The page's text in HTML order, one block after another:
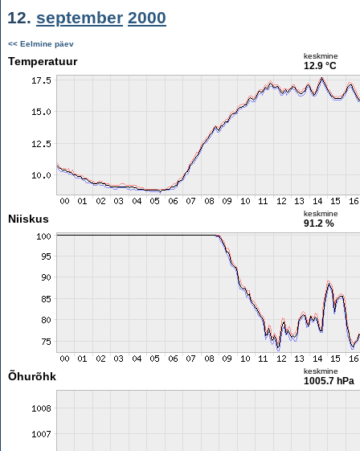
12. september 2000
<< Eelmine päev
Temperatuur keskmine
12.9 °C
Niiskus keskmine
91.2 %
Õhurõhk keskmine
1005.7 hPa